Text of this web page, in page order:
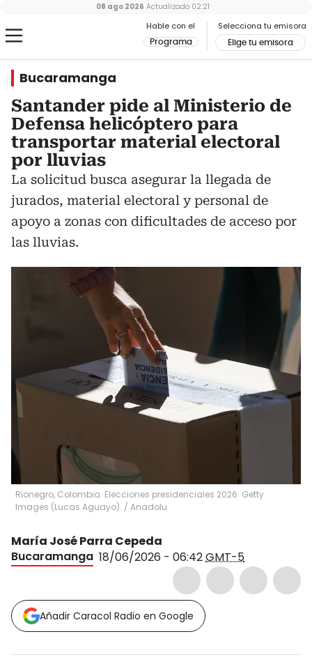
Hable con el
Programa
Selecciona tu emisora
Elige tu emisora
08 ago 2026 Actualizado 02:21
Bucaramanga
Santander pide al Ministerio de
Defensa helicóptero para
transportar material electoral
por lluvias
La solicitud busca asegurar la llegada de
jurados, material electoral y personal de
apoyo a zonas con dificultades de acceso por
las lluvias.
Rionegro, Colombia. Elecciones presidenciales 2026: Getty
Images (Lucas Aguayo). / Anadolu
María José Parra Cepeda
Bucaramanga 18/06/2026 - 06:42GMT-5
Añadir Caracol Radio en Google